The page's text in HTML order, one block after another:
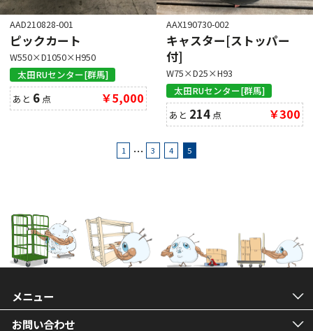
AAD210828-001
ピックカート
W550×D1050×H950
太田RUセンター[群馬]
あと 6 点 ￥5,000
AAX190730-002
キャスター[ストッパー
付]
W75×D25×H93
太田RUセンター[群馬]
あと 214 点 ￥300
1 … 3 4 5
メニュー
お問い合わせ